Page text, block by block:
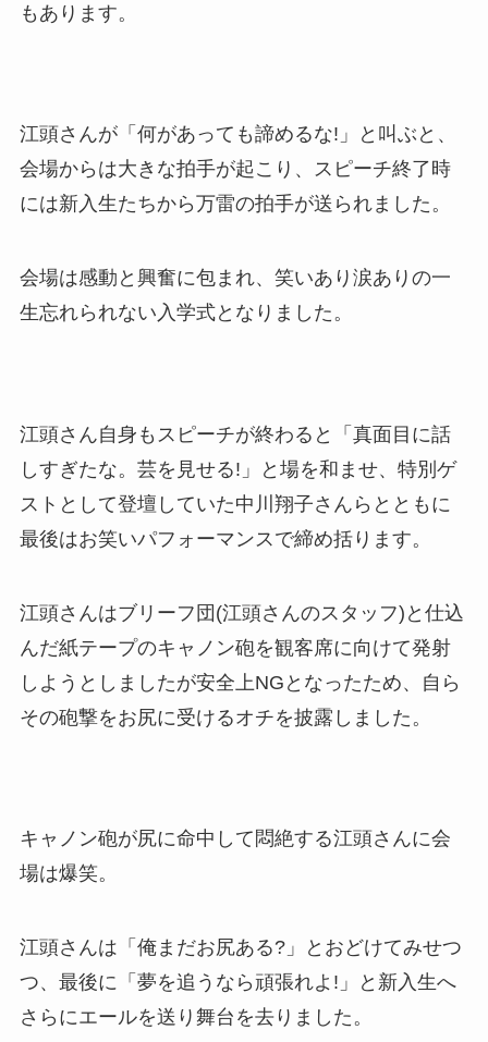
もあります。
江頭さんが「何があっても諦めるな!」と叫ぶと、
会場からは大きな拍手が起こり、スピーチ終了時
には新入生たちから万雷の拍手が送られました。
会場は感動と興奮に包まれ、笑いあり涙ありの一
生忘れられない入学式となりました。
江頭さん自身もスピーチが終わると「真面目に話
しすぎたな。芸を見せる!」と場を和ませ、特別ゲ
ストとして登壇していた中川翔子さんらとともに
最後はお笑いパフォーマンスで締め括ります。
江頭さんはブリーフ団(江頭さんのスタッフ)と仕込
んだ紙テープのキャノン砲を観客席に向けて発射
しようとしましたが安全上NGとなったため、自ら
その砲撃をお尻に受けるオチを披露しました。
キャノン砲が尻に命中して悶絶する江頭さんに会
場は爆笑。
江頭さんは「俺まだお尻ある?」とおどけてみせつ
つ、最後に「夢を追うなら頑張れよ!」と新入生へ
さらにエールを送り舞台を去りました。